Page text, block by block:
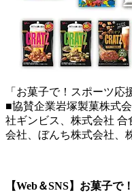
「お菓子で！スポーツ応
■協賛企業岩塚製菓株式
社ギンビス、株式会社
会社、ぼんち株式会社、
【Web＆SNS】お菓子